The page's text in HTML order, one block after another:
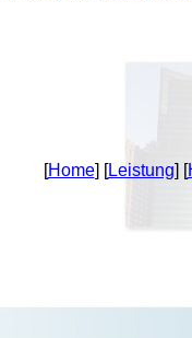
[Home] [Leistung] [